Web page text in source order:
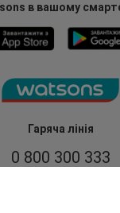
Гаряча лінія
0 800 300 333
в вашому